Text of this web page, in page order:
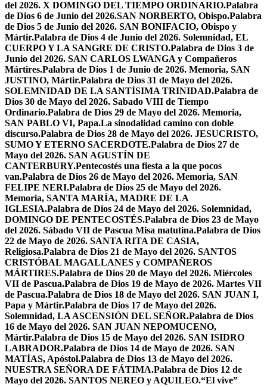
del 2026. X DOMINGO DEL TIEMPO ORDINARIO.Palabra
de Dios 6 de Junio del 2026.SAN NORBERTO, Obispo.Palabra
de Dios 5 de Junio del 2026. SAN BONIFACIO, Obispo y
Mártir.Palabra de Dios 4 de Junio del 2026. Solemnidad, EL
CUERPO Y LA SANGRE DE CRISTO.Palabra de Dios 3 de
Junio del 2026. SAN CARLOS LWANGA y Compañeros
Mártires.Palabra de Dios 1 de Junio de 2026. Memoria, SAN
JUSTINO, Mártir.Palabra de Dios 31 de Mayo del 2026.
SOLEMNIDAD DE LA SANTÍSIMA TRINIDAD.Palabra de
Dios 30 de Mayo del 2026. Sabado VIII de Tiempo
Ordinario.Palabra de Dios 29 de Mayo del 2026. Memoria,
SAN PABLO VI, Papa.La sinodalidad camino con doble
discurso.Palabra de Dios 28 de Mayo del 2026. JESUCRISTO,
SUMO Y ETERNO SACERDOTE.Palabra de Dios 27 de
Mayo del 2026. SAN AGUSTÍN DE
CANTERBURY.Pentecostés una fiesta a la que pocos
van.Palabra de Dios 26 de Mayo del 2026. Memoria, SAN
FELIPE NERI.Palabra de Dios 25 de Mayo del 2026.
Memoria, SANTA MARÍA, MADRE DE LA
IGLESIA.Palabra de Dios 24 de Mayo del 2026. Solemnidad,
DOMINGO DE PENTECOSTÉS.Palabra de Dios 23 de Mayo
del 2026. Sábado VII de Pascua Misa matutina.Palabra de Dios
22 de Mayo de 2026. SANTA RITA DE CASIA,
Religiosa.Palabra de Dios 21 de Mayo del 2026. SANTOS
CRISTÓBAL MAGALLANES y COMPAÑEROS
MÁRTIRES.Palabra de Dios 20 de Mayo del 2026. Miércoles
VII de Pascua.Palabra de Dios 19 de Mayo de 2026. Martes VII
de Pascua.Palabra de Dios 18 de Mayo del 2026. SAN JUAN I,
Papa y Mártir.Palabra de Dios 17 de Mayo del 2026.
Solemnidad, LA ASCENSIÓN DEL SEÑOR.Palabra de Dios
16 de Mayo del 2026. SAN JUAN NEPOMUCENO,
Mártir.Palabra de Dios 15 de Mayo del 2026. SAN ISIDRO
LABRADOR.Palabra de Dios 14 de Mayo de 2026. SAN
MATÍAS, Apóstol.Palabra de Dios 13 de Mayo del 2026.
NUESTRA SEÑORA DE FÁTIMA.Palabra de Dios 12 de
Mayo del 2026. SANTOS NEREO y AQUILEO.“El vive”